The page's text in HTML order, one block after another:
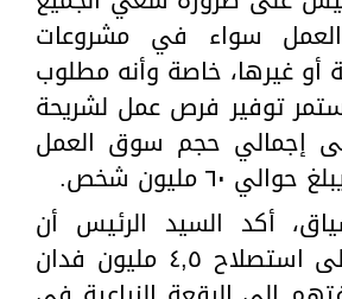
سواء في مشروعات
أو غيرها، خاصة وأنه مطلوب
توفير فرص عمل لشريحة
إجمالي حجم سوق العمل
٦٠ مليون شخص.
أكد السيد الرئيس أن
الدولة تعمل على استصلاح ٤,٥ مليون فدان